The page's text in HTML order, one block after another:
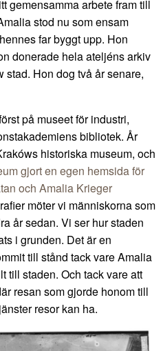
gemensamma arbete fram till
stod nu som ensam
far byggt upp. Hon
donerade hela ateljéns arkiv
Hon dog två år senare,
på museet för industri,
bibliotek. År
historiska museum, och
gjort en egen hemsida för
och Amalia Krieger
möter vi människorna som
år sedan. Vi ser hur staden
i grunden. Det är en
till stånd tack vare Amalia
till staden. Och tack vare att
resan som gjorde honom till
resor kan ha.